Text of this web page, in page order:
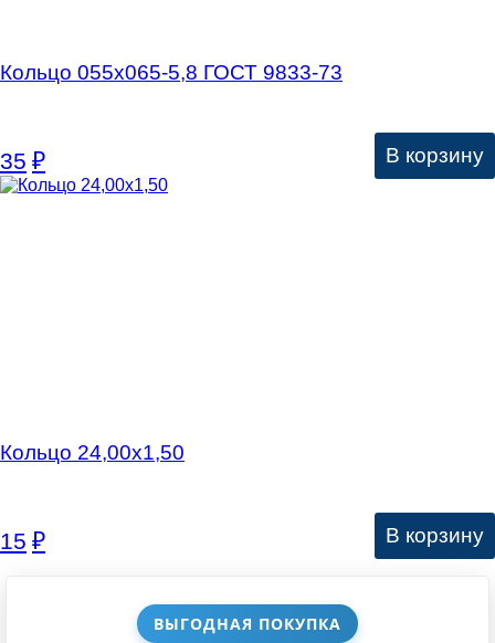
ВЫГОДНАЯ ПОКУПКА
Кольцо 055х065-5,8 ГОСТ 9833-73
35 ₽ В корзину
Кольцо 24,00х1,50
15 ₽ В корзину